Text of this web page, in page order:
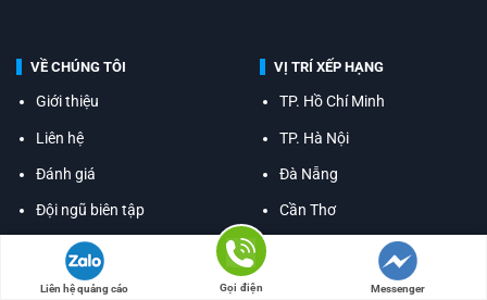
VỀ CHÚNG TÔI
Giới thiệu
Liên hệ
Đánh giá
Đội ngũ biên tập
Tuyển dụng
VỊ TRÍ XẾP HẠNG
TP. Hồ Chí Minh
TP. Hà Nội
Đà Nẵng
Cần Thơ
Liên hệ quảng cáo Gọi điện Messenger